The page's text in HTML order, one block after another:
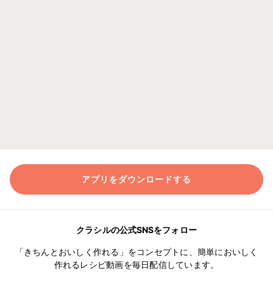
アプリをダウンロードする
クラシルの公式SNSをフォロー
「きちんとおいしく作れる」をコンセプトに、簡単においしく
作れるレシピ動画を毎日配信しています。